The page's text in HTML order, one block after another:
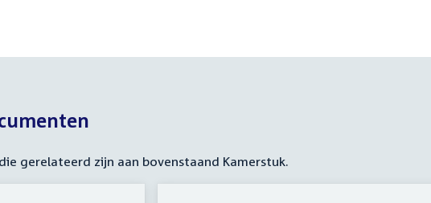
gerelateerd zijn aan bovenstaand Kamerstuk.